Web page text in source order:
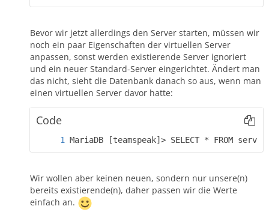
Bevor wir jetzt allerdings den Server starten, müssen wir
noch ein paar Eigenschaften der virtuellen Server
anpassen, sonst werden existierende Server ignoriert
und ein neuer Standard-Server eingerichtet. Ändert man
das nicht, sieht die Datenbank danach so aus, wenn man
einen virtuellen Server davor hatte:
Code
MariaDB [teamspeak]> SELECT
Wir wollen aber keinen neuen, sondern nur unsere(n)
bereits existierende(n), daher passen wir die Werte
einfach an.